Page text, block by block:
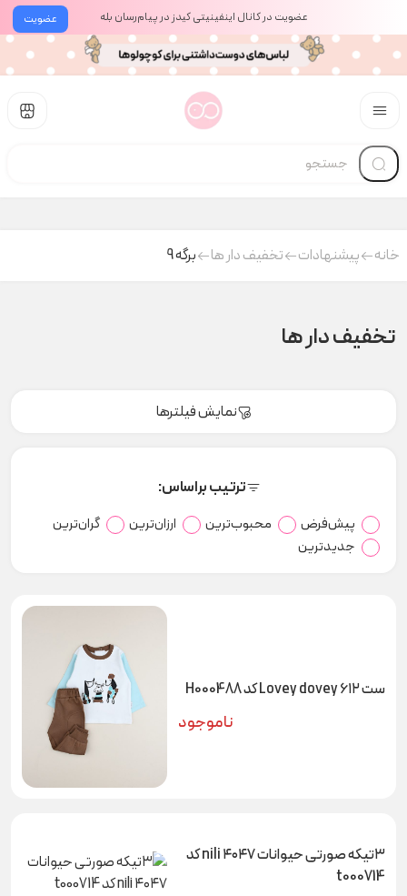
عضویت عضویت در کانال اینفینیتی کیدز در پیام‌رسان بله
خانه پیشنهادات تخفیف دار ها برگه 9
تخفیف دار ها
نمایش فیلترها
ترتیب براساس:
پیش‌فرض محبوب‌ترین ارزان‌ترین
گران‌ترین
جدیدترین
ست ۶۱۲ Lovey dovey کد H000488
ناموجود
۳تیکه صورتی حیوانات ۴۰۴۷ nili کد
t000714